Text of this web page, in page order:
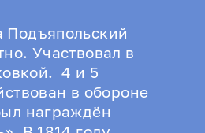
Подъяпольский
Участвовал в
4 и 5
в обороне
награждён